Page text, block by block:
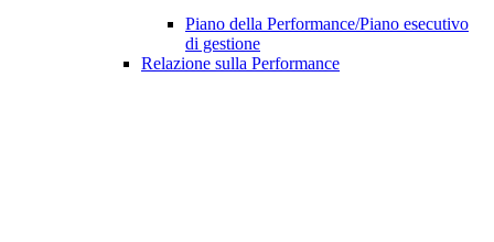
Piano della Performance/Piano esecutivo
di gestione
Relazione sulla Performance